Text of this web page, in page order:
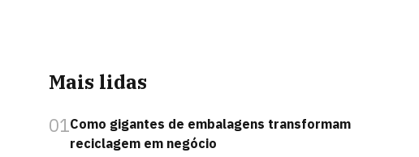
Mais lidas
01Como gigantes de embalagens transformam
reciclagem em negócio